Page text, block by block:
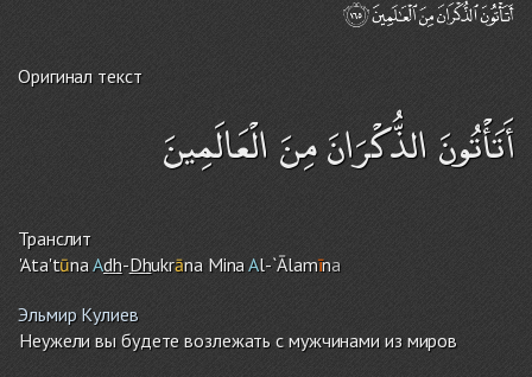
Оригинал текст
أَتَأْتُونَ الذُّكْرَانَ مِنَ الْعَالَمِينَ
Транслит
'Ata'tūnaAdh-Dhukrāna MinaAl-`Ālamīna
Эльмир Кулиев
Неужели вы будете возлежать с мужчинами из миров